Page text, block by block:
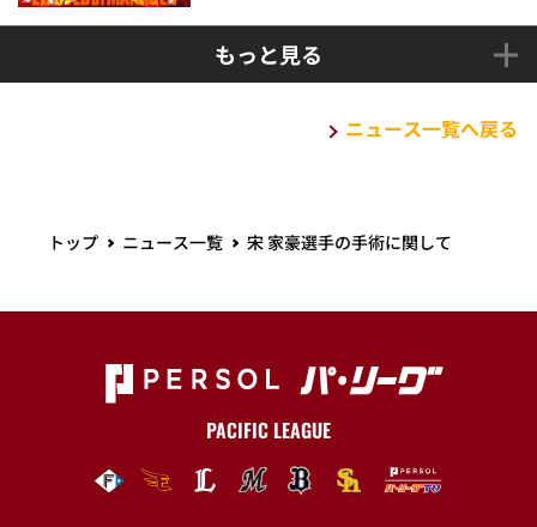
もっと見る
ニュース一覧へ戻る
トップ ニュース一覧 宋 家豪選手の手術に関して
PACIFIC LEAGUE